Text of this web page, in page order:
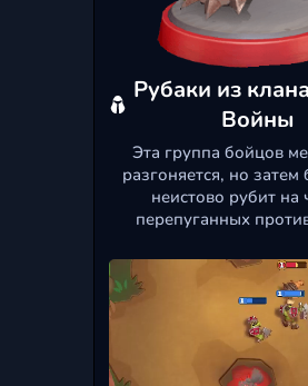
Рубаки из
Войны
Эта группа бойцов
разгоняется, но затем
неистово рубит на
перепуганных